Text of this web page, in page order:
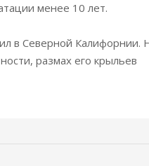
менее 10 лет.
в Северной Калифорнии.
размах его крыльев